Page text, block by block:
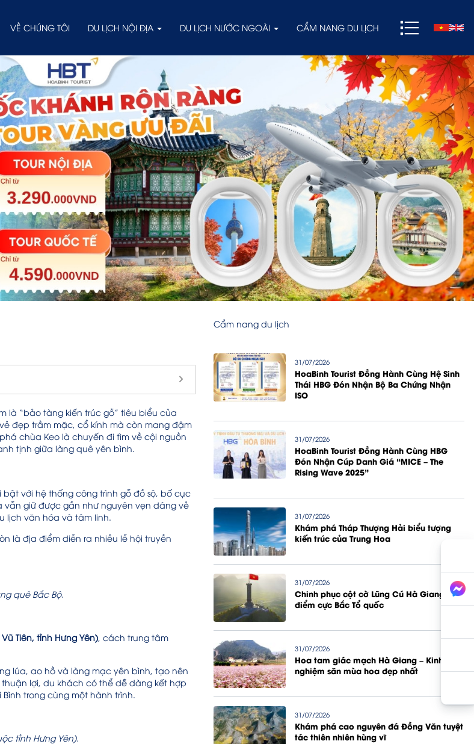
VỀ CHÚNG TÔI DU LỊCH NỘI ĐỊA DU LỊCH NƯỚC NGOÀI CẨM NANG DU LỊCH
là “bảo tàng kiến trúc gỗ” tiêu biểu của
đẹp trầm mặc, cổ kính mà còn mang đậm
chùa Keo là chuyến đi tìm về cội nguồn
tịnh giữa làng quê yên bình.
với hệ thống công trình gỗ đồ sộ, bố cục
giữ được gần như nguyên vẹn dáng vẻ
lịch văn hóa và tâm linh.
là địa điểm diễn ra nhiều lễ hội truyền
quê Bắc Bộ.
Tiên, tỉnh Hưng Yên) , cách trung tâm
lúa, ao hồ và làng mạc yên bình, tạo nên
lợi, du khách có thể dễ dàng kết hợp
trong cùng một hành trình.
tỉnh Hưng Yên).
Cẩm nang du lịch
31/07/2026
HoaBinh Tourist Đồng Hành Cùng Hệ Sinh
Thái HBG Đón Nhận Bộ Ba Chứng Nhận
ISO
31/07/2026
HoaBinh Tourist Đồng Hành Cùng HBG
Đón Nhận Cúp Danh Giá “MICE – The
Rising Wave 2025”
31/07/2026
Khám phá Tháp Thượng Hải biểu tượng
kiến trúc của Trung Hoa
31/07/2026
Chinh phục cột cờ Lũng Cú Hà Giang
điểm cực Bắc Tổ quốc
31/07/2026
Hoa tam giác mạch Hà Giang – Kinh
nghiệm săn mùa hoa đẹp nhất
31/07/2026
Khám phá cao nguyên đá Đồng Văn tuyệt
tác thiên nhiên hùng vĩ